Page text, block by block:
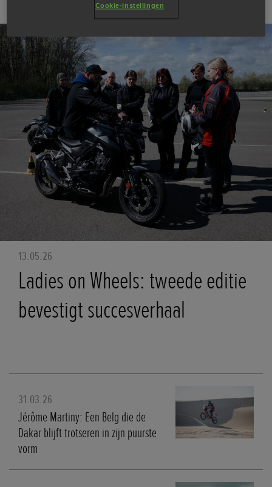
13.05.26
Ladies on Wheels: tweede editie
bevestigt succesverhaal
31.03.26
Jérôme Martiny: Een Belg die de
Dakar blijft trotseren in zijn puurste
vorm
Cookie-instellingen